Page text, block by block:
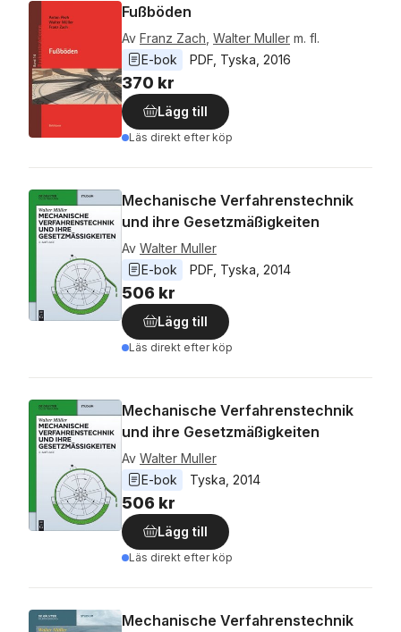
Fußböden
Av Franz Zach Walter Muller m. fl.
E-bok
PDF Tyska 2016
370 kr
Lägg till
Läs direkt efter köp
Mechanische Verfahrenstechnik
und ihre Gesetzmäßigkeiten
Av Walter Muller
E-bok
PDF Tyska 2014
506 kr
Lägg till
Läs direkt efter köp
Mechanische Verfahrenstechnik
und ihre Gesetzmäßigkeiten
Av Walter Muller
E-bok
Tyska 2014
506 kr
Lägg till
Läs direkt efter köp
Mechanische Verfahrenstechnik